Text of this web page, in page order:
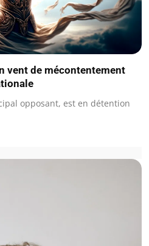
vent de mécontentement
opposant, est en détention